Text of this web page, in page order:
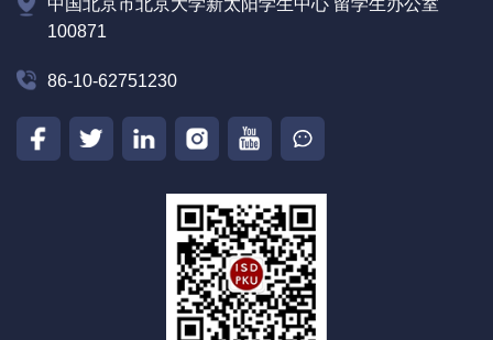
中国北京市北京大学新太阳学生中心 留学生办公室
100871
86-10-62751230